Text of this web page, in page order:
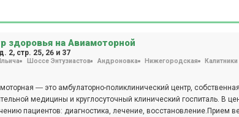
здоровья на Авиамоторной
2, стр. 25, 26 и 37
Шоссе Энтузиастов Андроновка Нижегородская
Калитники
― это амбулаторно-поликлинический центр, собственная
медицины и круглосуточный клинический госпиталь. В
пациентов: диагностика, лечение, восстановление.Прием